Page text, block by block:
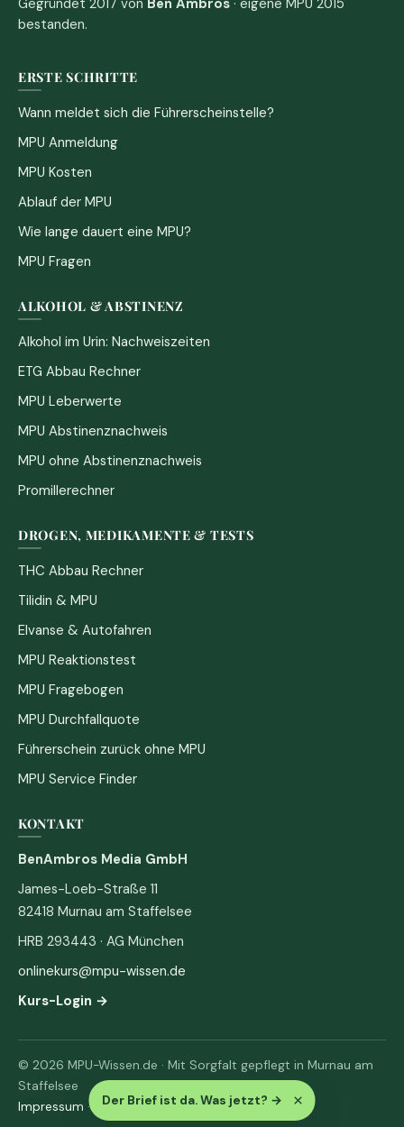
Der Brief ist da. Was jetzt? → ×
Gegründet 2017 von Ben Ambros · eigene MPU 2015
bestanden.
ERSTE SCHRITTE
Wann meldet sich die Führerscheinstelle?
MPU Anmeldung
MPU Kosten
Ablauf der MPU
Wie lange dauert eine MPU?
MPU Fragen
ALKOHOL & ABSTINENZ
Alkohol im Urin: Nachweiszeiten
ETG Abbau Rechner
MPU Leberwerte
MPU Abstinenznachweis
MPU ohne Abstinenznachweis
Promillerechner
DROGEN, MEDIKAMENTE & TESTS
THC Abbau Rechner
Tilidin & MPU
Elvanse & Autofahren
MPU Reaktionstest
MPU Fragebogen
MPU Durchfallquote
Führerschein zurück ohne MPU
MPU Service Finder
KONTAKT
BenAmbros Media GmbH
James-Loeb-Straße 11
82418 Murnau am Staffelsee
HRB 293443 · AG München
onlinekurs@mpu-wissen.de
Kurs-Login →
© 2026 MPU-Wissen.de · Mit Sorgfalt gepflegt in Murnau am
Staffelsee
Impressum · Datenschutz & AGB